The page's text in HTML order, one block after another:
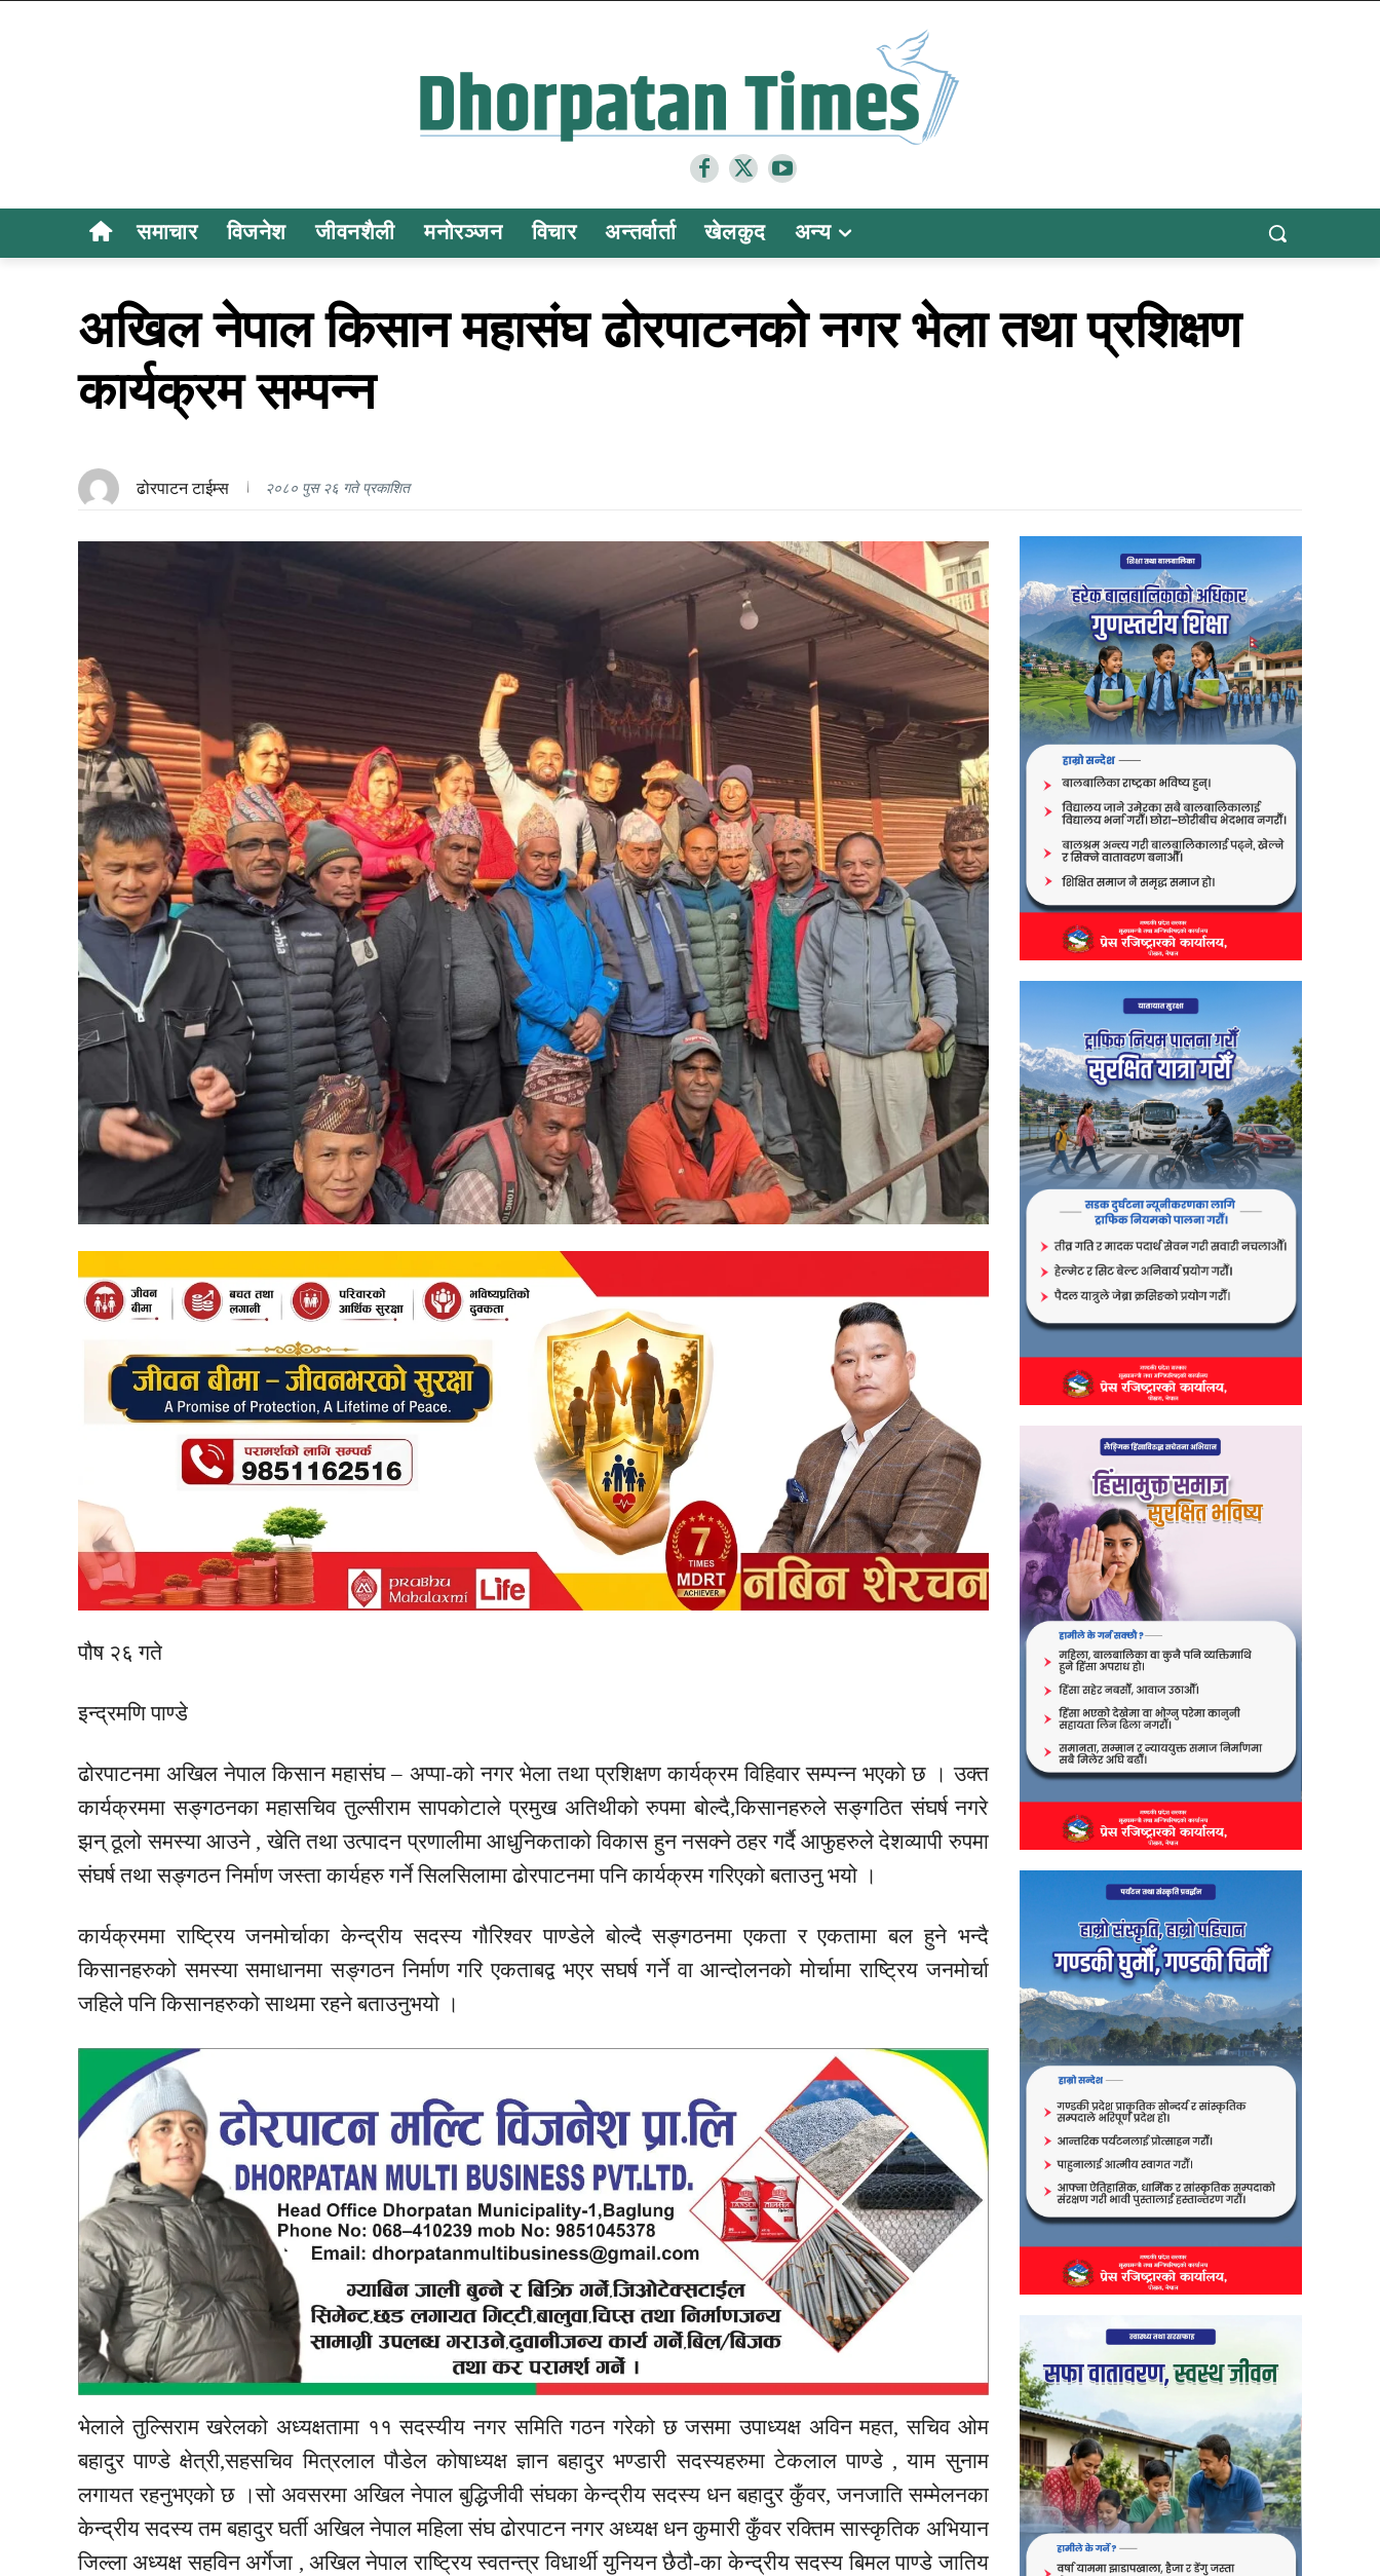
समाचार विजनेश जीवनशैली मनोरञ्जन विचार अन्तर्वार्ता खेलकुद अन्य
अखिल नेपाल किसान महासंघ ढोरपाटनको नगर भेला तथा प्रशिक्षण
कार्यक्रम सम्पन्न
ढोरपाटन टाईम्स २०८० पुस २६ गते प्रकाशित
पौष २६ गते
इन्द्रमणि पाण्डे
ढोरपाटनमा अखिल नेपाल किसान महासंघ – अप्पा-को नगर भेला तथा प्रशिक्षण कार्यक्रम विहिवार सम्पन्न भएको छ । उक्त
कार्यक्रममा सङ्गठनका महासचिव तुल्सीराम सापकोटाले प्रमुख अतिथीको रुपमा बोल्दै,किसानहरुले सङ्गठित संघर्ष नगरे
झन् ठूलो समस्या आउने , खेति तथा उत्पादन प्रणालीमा आधुनिकताको विकास हुन नसक्ने ठहर गर्दै आफुहरुले देशव्यापी रुपमा
संघर्ष तथा सङ्गठन निर्माण जस्ता कार्यहरु गर्ने सिलसिलामा ढोरपाटनमा पनि कार्यक्रम गरिएको बताउनु भयो ।
कार्यक्रममा राष्ट्रिय जनमोर्चाका केन्द्रीय सदस्य गौरिश्वर पाण्डेले बोल्दै सङ्गठनमा एकता र एकतामा बल हुने भन्दै
किसानहरुको समस्या समाधानमा सङ्गठन निर्माण गरि एकताबद्व भएर सघर्ष गर्ने वा आन्दोलनको मोर्चामा राष्ट्रिय जनमोर्चा
जहिले पनि किसानहरुको साथमा रहने बताउनुभयो ।
भेलाले तुल्सिराम खरेलको अध्यक्षतामा ११ सदस्यीय नगर समिति गठन गरेको छ जसमा उपाध्यक्ष अविन महत, सचिव ओम
बहादुर पाण्डे क्षेत्री,सहसचिव मित्रलाल पौडेल कोषाध्यक्ष ज्ञान बहादुर भण्डारी सदस्यहरुमा टेकलाल पाण्डे , याम सुनाम
लगायत रहनुभएको छ ।सो अवसरमा अखिल नेपाल बुद्धिजीवी संघका केन्द्रीय सदस्य धन बहादुर कुँवर, जनजाति सम्मेलनका
केन्द्रीय सदस्य तम बहादुर घर्ती अखिल नेपाल महिला संघ ढोरपाटन नगर अध्यक्ष धन कुमारी कुँवर रक्तिम सास्कृतिक अभियान
जिल्ला अध्यक्ष सहविन अर्गेजा , अखिल नेपाल राष्ट्रिय स्वतन्त्र विधार्थी युनियन छैठौ-का केन्द्रीय सदस्य बिमल पाण्डे जातिय